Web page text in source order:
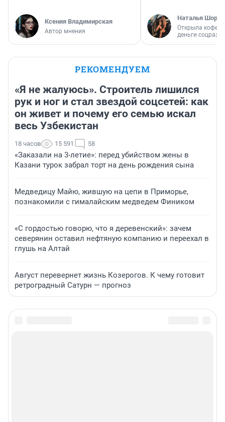
Ксения Владимирская
Автор мнения
Наталья
Открыла
деньги
РЕКОМЕНДУЕМ
«Я не жалуюсь». Строитель лишился
рук и ног и стал звездой соцсетей: как
он живет и почему его семью искал
весь Узбекистан
18 часов 15 591 58
«Заказали на 3-летие»: перед убийством жены в
Казани турок забрал торт на день рождения сына
Медведицу Майю, жившую на цепи в Приморье,
познакомили с гималайским медведем Фиником
«С гордостью говорю, что я деревенский»: зачем
северянин оставил нефтяную компанию и переехал в
глушь на Алтай
Август перевернет жизнь Козерогов. К чему готовит
ретроградный Сатурн — прогноз